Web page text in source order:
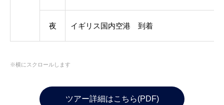
夜 イギリス国内空港 到着
※横にスクロールします
ツアー詳細はこちら(PDF)